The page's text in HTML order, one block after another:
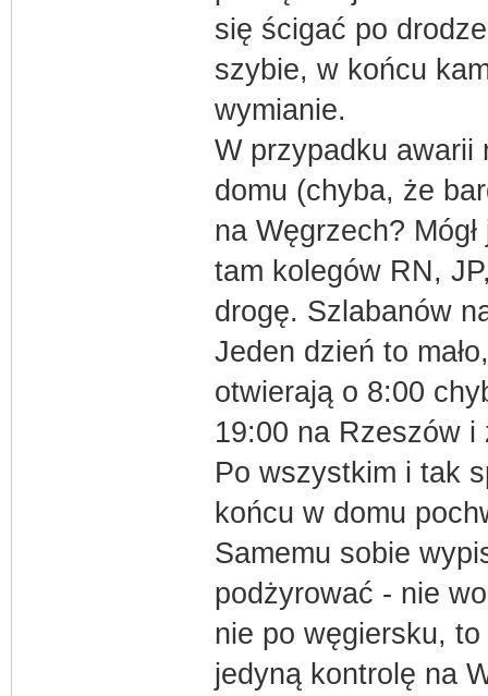
się ścigać po
szybie, w końcu
wymianie.
W przypadku awarii
domu (chyba, że
na Węgrzech?
tam kolegów RN,
drogę. Szlabanów
Jeden dzień to
otwierają o 8:00
19:00 na Rzeszów i
Po wszystkim i tak
końcu w domu
Samemu sobie
podżyrować - nie
nie po węgiersku,
jedyną kontrolę na